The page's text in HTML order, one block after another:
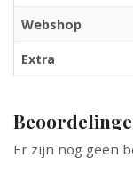
Webshop
Extra
Er zijn nog geen